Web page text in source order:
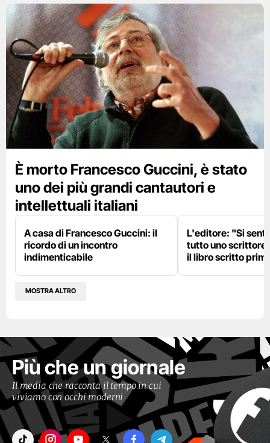
È morto Francesco Guccini, è stato
uno dei più grandi cantautori e
intellettuali italiani
A casa di Francesco Guccini: il
ricordo di un incontro
indimenticabile
L'editore: "Si
tutto uno
il libro scritto
MOSTRA ALTRO
Più che un giornale
Il media che racconta il tempo in cui
viviamo con occhi moderni